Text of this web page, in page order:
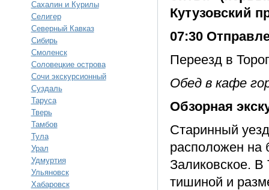
Сахалин и Курилы
Селигер
Северный Кавказ
Сибирь
Смоленск
Соловецкие острова
Сочи экскурсионный
Суздаль
Таруса
Тверь
Тамбов
Тула
Урал
Удмуртия
Ульяновск
Хабаровск
Кутузовский
07:30
Переезд в
Обед в кафе
Обзорная
Старинный
расположен на
Заликовское. В
тишиной и